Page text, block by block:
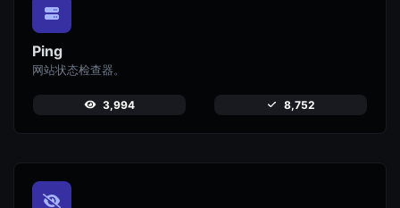
Ping
网站状态检查器。
3,994 8,752